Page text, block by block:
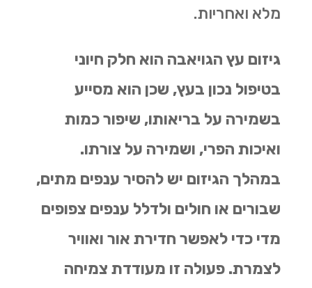
מלא ואחריות.
גיזום עץ הגויאבה הוא חלק חיוני
בטיפול נכון בעץ, שכן הוא מסייע
בשמירה על בריאותו, שיפור כמות
ואיכות הפרי, ושמירה על צורתו.
במהלך הגיזום יש להסיר ענפים מתים,
שבורים או חולים ולדלל ענפים צפופים
מדי כדי לאפשר חדירת אור ואוויר
לצמרת. פעולה זו מעודדת צמיחה